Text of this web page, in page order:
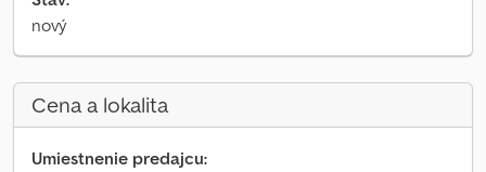
nový
Cena a lokalita
Umiestnenie predajcu: